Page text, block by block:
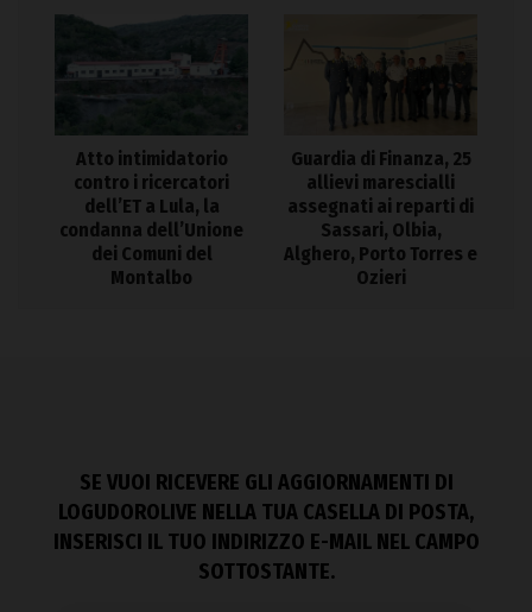
Atto intimidatorio
contro i ricercatori
dell’ET a Lula, la
condanna dell’Unione
dei Comuni del
Montalbo
Guardia di Finanza, 25
allievi marescialli
assegnati ai reparti di
Sassari, Olbia,
Alghero, Porto Torres e
Ozieri
SE VUOI RICEVERE GLI AGGIORNAMENTI DI
LOGUDOROLIVE NELLA TUA CASELLA DI POSTA,
INSERISCI IL TUO INDIRIZZO E-MAIL NEL CAMPO
SOTTOSTANTE.